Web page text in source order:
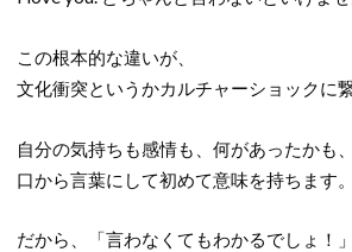
この根本的な違いが、
文化衝突というかカルチャーショックに
自分の気持ちも感情も、何があったかも、
口から言葉にして初めて意味を持ちます。
だから、「言わなくてもわかるでしょ！